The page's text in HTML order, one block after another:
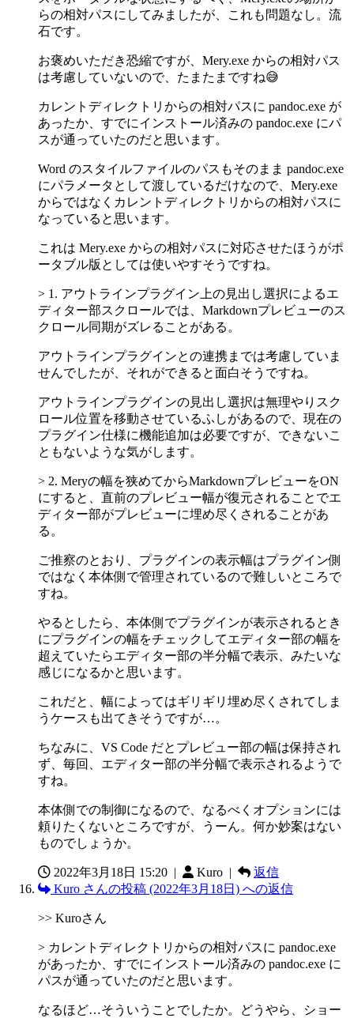
らの相対パスにしてみましたが、これも問題なし。流
石です。
お褒めいただき恐縮ですが、Mery.exe からの相対パス
は考慮していないので、たまたまですね😅
カレントディレクトリからの相対パスに pandoc.exe が
あったか、すでにインストール済みの pandoc.exe にパ
スが通っていたのだと思います。
Word のスタイルファイルのパスもそのまま pandoc.exe
にパラメータとして渡しているだけなので、Mery.exe
からではなくカレントディレクトリからの相対パスに
なっていると思います。
これは Mery.exe からの相対パスに対応させたほうがポ
ータブル版としては使いやすそうですね。
> 1. アウトラインプラグイン上の見出し選択によるエ
ディター部スクロールでは、Markdownプレビューのス
クロール同期がズレることがある。
アウトラインプラグインとの連携までは考慮していま
せんでしたが、それができると面白そうですね。
アウトラインプラグインの見出し選択は無理やりスク
ロール位置を移動させているふしがあるので、現在の
プラグイン仕様に機能追加は必要ですが、できないこ
ともないような気がします。
> 2. Meryの幅を狭めてからMarkdownプレビューをON
にすると、直前のプレビュー幅が復元されることでエ
ディター部がプレビューに埋め尽くされることがあ
る。
ご推察のとおり、プラグインの表示幅はプラグイン側
ではなく本体側で管理されているので難しいところで
すね。
やるとしたら、本体側でプラグインが表示されるとき
にプラグインの幅をチェックしてエディター部の幅を
超えていたらエディター部の半分幅で表示、みたいな
感じになるかと思います。
これだと、幅によってはギリギリ埋め尽くされてしま
うケースも出てきそうですが…。
ちなみに、VS Code だとプレビュー部の幅は保持され
ず、毎回、エディター部の半分幅で表示されるようで
すね。
本体側での制御になるので、なるべくオプションには
頼りたくないところですが、うーん。何か妙案はない
ものでしょうか。
2022年3月18日 15:20 | Kuro |
返信
Kuro さんの投稿 (2022年3月18日) への返信
>> Kuroさん
> カレントディレクトリからの相対パスに pandoc.exe
があったか、すでにインストール済みの pandoc.exe に
パスが通っていたのだと思います。
なるほど…そういうことでしたか。どうやら、ショー